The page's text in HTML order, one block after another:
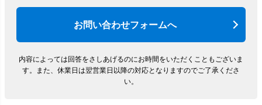
お問い合わせフォームへ
内容によっては回答をさしあげるのにお時間をいただくこともございま
す。
また、休業日は翌営業日以降の対応となりますのでご了承くださ
い。